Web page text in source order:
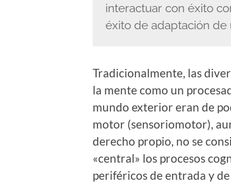
interactuar con éxito
éxito de adaptación de
Tradicionalmente, las
la mente como un
mundo exterior eran de
motor (sensoriomotor),
derecho propio, no se
«central» los procesos
periféricos de entrada y